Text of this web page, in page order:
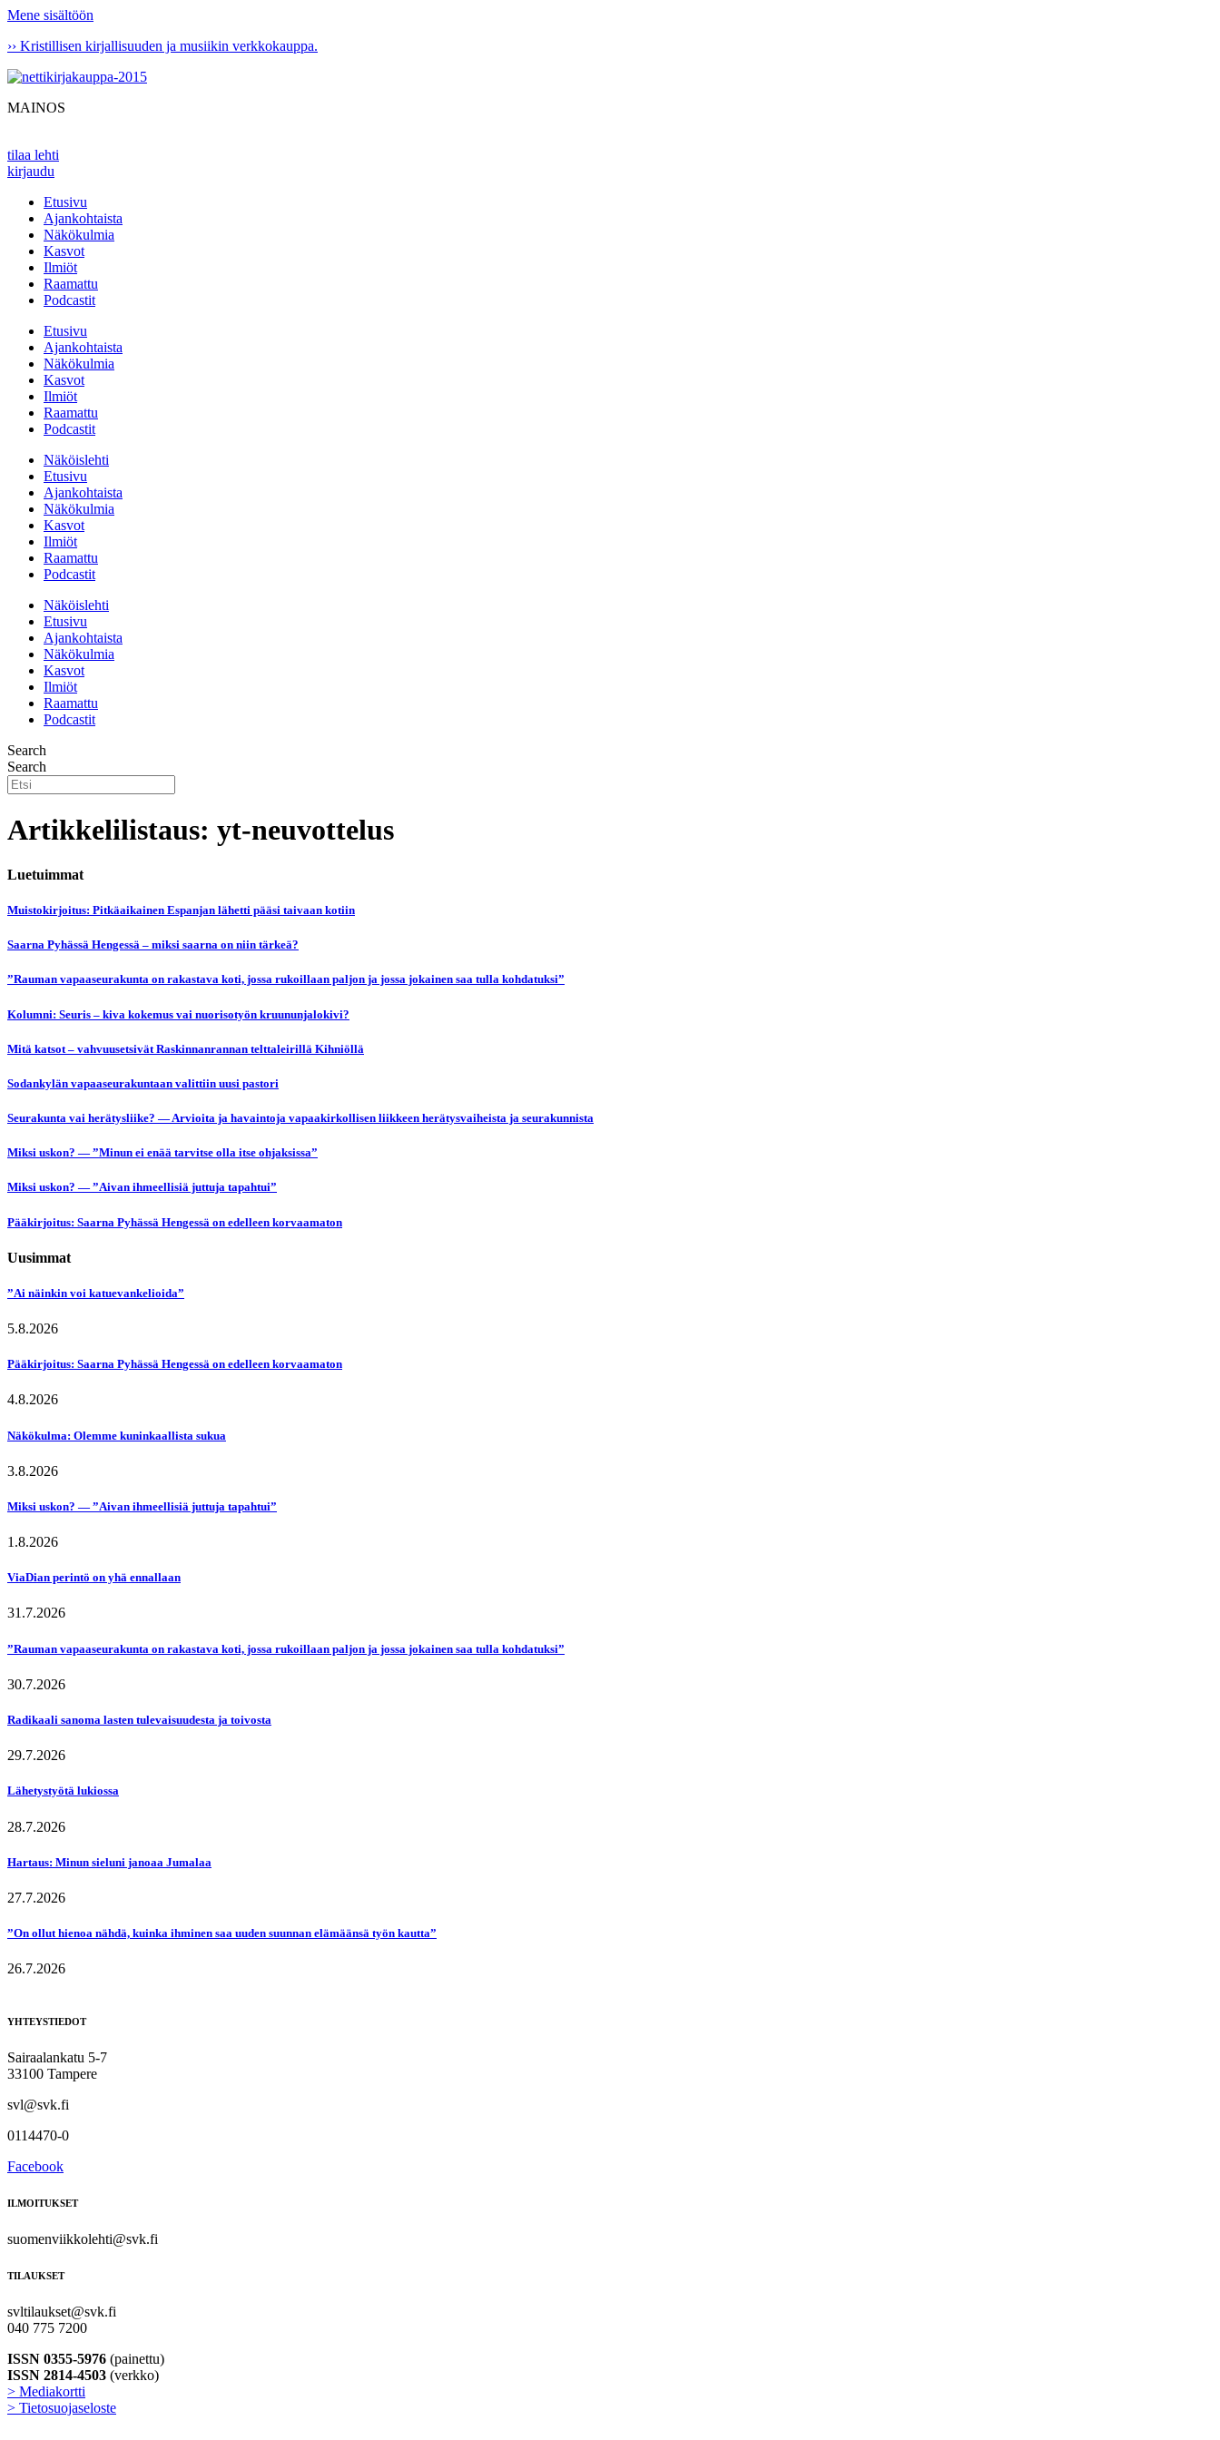
Mene sisältöön
›› Kristillisen kirjallisuuden ja musiikin verkkokauppa.
MAINOS
tilaa lehti
kirjaudu
Etusivu
Ajankohtaista
Näkökulmia
Kasvot
Ilmiöt
Raamattu
Podcastit
Etusivu
Ajankohtaista
Näkökulmia
Kasvot
Ilmiöt
Raamattu
Podcastit
Näköislehti
Etusivu
Ajankohtaista
Näkökulmia
Kasvot
Ilmiöt
Raamattu
Podcastit
Näköislehti
Etusivu
Ajankohtaista
Näkökulmia
Kasvot
Ilmiöt
Raamattu
Podcastit
Search
Search
Artikkelilistaus: yt-neuvottelus
Luetuimmat
Muistokirjoitus: Pitkäaikainen Espanjan lähetti pääsi taivaan kotiin
Saarna Pyhässä Hengessä – miksi saarna on niin tärkeä?
”Rauman vapaaseurakunta on rakastava koti, jossa rukoillaan paljon ja jossa jokainen saa tulla kohdatuksi”
Kolumni: Seuris – kiva kokemus vai nuorisotyön kruununjalokivi?
Mitä katsot – vahvuusetsivät Raskinnanrannan telttaleirillä Kihniöllä
Sodankylän vapaaseurakuntaan valittiin uusi pastori
Seurakunta vai herätysliike? — Arvioita ja havaintoja vapaakirkollisen liikkeen herätysvaiheista ja seurakunnista
Miksi uskon? — ”Minun ei enää tarvitse olla itse ohjaksissa”
Miksi uskon? — ”Aivan ihmeellisiä juttuja tapahtui”
Pääkirjoitus: Saarna Pyhässä Hengessä on edelleen korvaamaton
Uusimmat
”Ai näinkin voi katuevankelioida”
5.8.2026
Pääkirjoitus: Saarna Pyhässä Hengessä on edelleen korvaamaton
4.8.2026
Näkökulma: Olemme kuninkaallista sukua
3.8.2026
Miksi uskon? — ”Aivan ihmeellisiä juttuja tapahtui”
1.8.2026
ViaDian perintö on yhä ennallaan
31.7.2026
”Rauman vapaaseurakunta on rakastava koti, jossa rukoillaan paljon ja jossa jokainen saa tulla kohdatuksi”
30.7.2026
Radikaali sanoma lasten tulevaisuudesta ja toivosta
29.7.2026
Lähetystyötä lukiossa
28.7.2026
Hartaus: Minun sieluni janoaa Jumalaa
27.7.2026
”On ollut hienoa nähdä, kuinka ihminen saa uuden suunnan elämäänsä työn kautta”
26.7.2026
YHTEYSTIEDOT
Sairaalankatu 5-7
33100 Tampere
svl@svk.fi
0114470-0
Facebook
ILMOITUKSET
suomenviikkolehti@svk.fi
TILAUKSET
svltilaukset@svk.fi
040 775 7200
ISSN 0355-5976 (painettu)
ISSN 2814-4503 (verkko)
> Mediakortti
> Tietosuojaseloste